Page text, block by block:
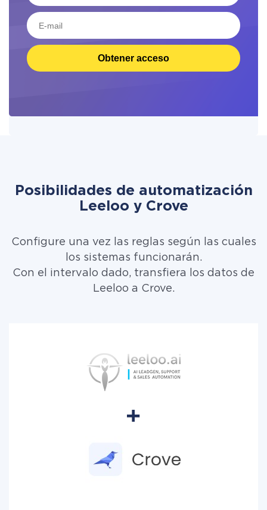
Obtener acceso
Posibilidades de automatización
Leeloo y Crove
Configure una vez las reglas según las cuales
los sistemas funcionarán.
Con el intervalo dado, transfiera los datos de
Leeloo a Crove.